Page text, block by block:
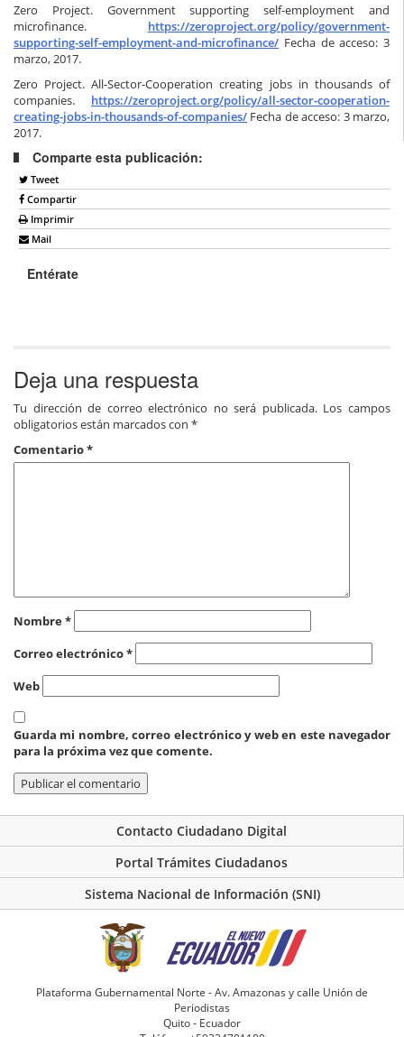
Zero Project. Government supporting self-employment and
microfinance. https://zeroproject.org/policy/government-
supporting-self-employment-and-microfinance/ Fecha de acceso: 3
marzo, 2017.
Zero Project. All-Sector-Cooperation creating jobs in thousands of
companies. https://zeroproject.org/policy/all-sector-cooperation-
creating-jobs-in-thousands-of-companies/ Fecha de acceso: 3 marzo,
2017.
Comparte esta publicación:
Tweet
Compartir
Imprimir
Mail
Entérate
Deja una respuesta
Tu dirección de correo electrónico no será publicada. Los campos
obligatorios están marcados con *
Comentario*
Nombre*
Correo electrónico*
Web
Guarda mi nombre, correo electrónico y web en este navegador
para la próxima vez que comente.
Contacto Ciudadano Digital
Portal Trámites Ciudadanos
Sistema Nacional de Información (SNI)
Plataforma Gubernamental Norte - Av. Amazonas y calle Unión de
Periodistas
Quito - Ecuador